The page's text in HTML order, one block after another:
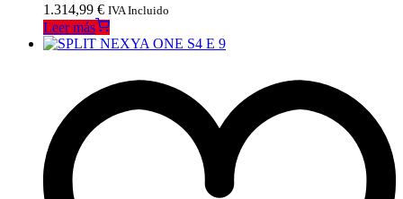
1.314,99 € IVA Incluido
Leer más